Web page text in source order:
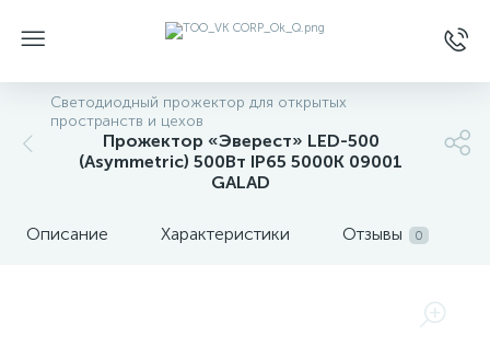
Светодиодный прожектор для открытых
пространств и цехов
Прожектор «Эверест» LED-500
(Asymmetric) 500Вт IP65 5000К 09001
GALAD
Описание Характеристики Отзывы 0